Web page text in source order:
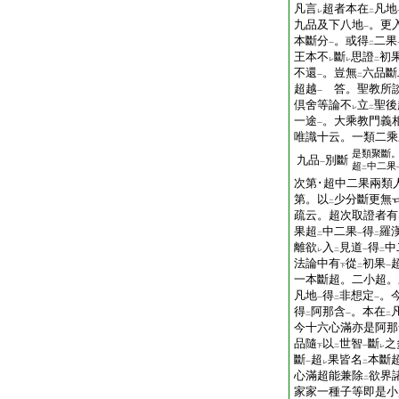
凡言レ超者本在二 凡地
九品及下八地一。更
本斷分一。或得二二果
王本不 レ斷レ思證二初
不還一。豈無二六品
超越一
答。聖教所
倶舍等論不 レ立 二聖
一途一。大乘教門義
唯識十云。一類二
九品一別斷 是類聚斷
超 二中二果
次第･超中二果兩類
第。以 二 少分斷更無
疏云。超次取證者有
果超 二中二果一得二羅
離欲 レ 入 二 見道一得二中
法論中有下從 二初果一
一本斷超。二小超
凡地一得二非想定一。
得二 阿那含一。本在二
今十六心滿亦是阿
品隨下 以 二世智一斷レ之
斷一超 レ果皆名 二本斷
心滿超能兼除二欲界
家家一種子等即是